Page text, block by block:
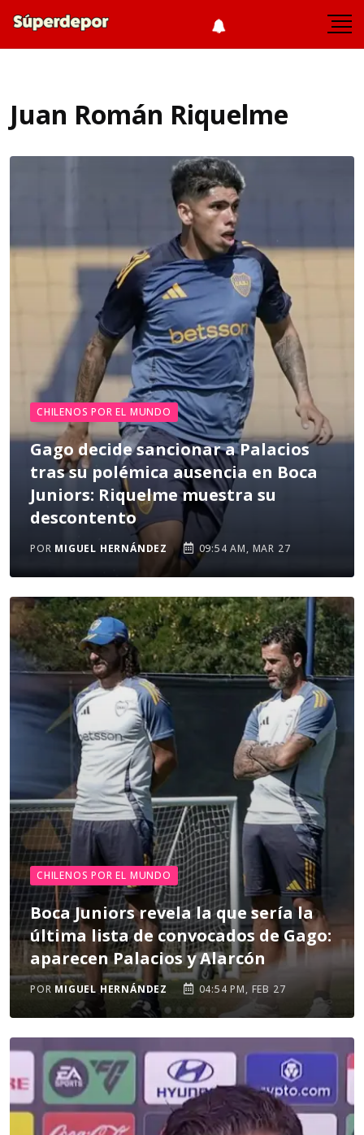
Juan Román Riquelme
CHILENOS POR EL MUNDO
Gago decide sancionar a Palacios
tras su polémica ausencia en Boca
Juniors: Riquelme muestra su
descontento
POR MIGUEL HERNÁNDEZ 09:54 AM, MAR 27
CHILENOS POR EL MUNDO
Boca Juniors revela la que sería la
última lista de convocados de Gago:
aparecen Palacios y Alarcón
POR MIGUEL HERNÁNDEZ 04:54 PM, FEB 27